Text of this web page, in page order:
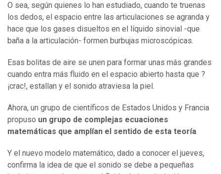
O sea, según quienes lo han estudiado, cuando te truenas
los dedos, el espacio entre las articulaciones se agranda y
hace que los gases disueltos en el líquido sinovial -que
baña a la articulación- formen burbujas microscópicas.
Esas bolitas de aire se unen para formar unas más grandes
cuando entra más fluido en el espacio abierto hasta que ?
¡crac!, estallan y el sonido atraviesa la piel.
Ahora, un grupo de científicos de Estados Unidos y Francia
propuso un grupo de complejas ecuaciones
matemáticas que amplían el sentido de esta teoría.
Y el nuevo modelo matemático, dado a conocer el jueves,
confirma la idea de que el sonido se debe a pequeñas